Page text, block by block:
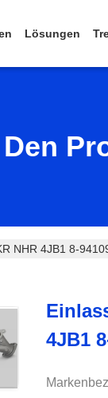
Lösungen
NHR 4JB1 8-
4JB1